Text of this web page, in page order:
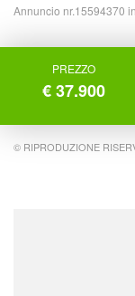
Annuncio nr.15594370
PREZZO
€ 37.900
© RIPRODUZIONE